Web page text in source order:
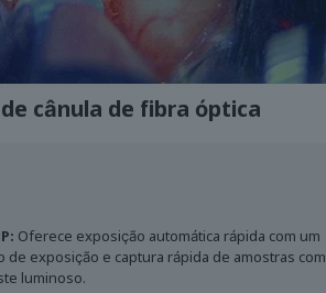
cânula de fibra óptica
Oferece exposição automática rápida com um
de exposição e captura rápida de amostras com
luminoso.